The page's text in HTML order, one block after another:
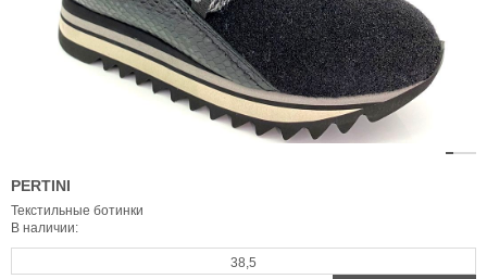
PERTINI
Текстильные ботинки
В наличии:
38,5